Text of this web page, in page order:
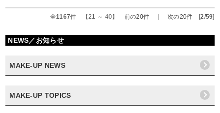
全1167件 【21 ～ 40】 前の20件 次の20件 [2/59]
NEWS／お知らせ
MAKE-UP NEWS
MAKE-UP TOPICS